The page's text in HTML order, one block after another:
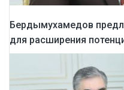
Бердымухамедов
для расширения